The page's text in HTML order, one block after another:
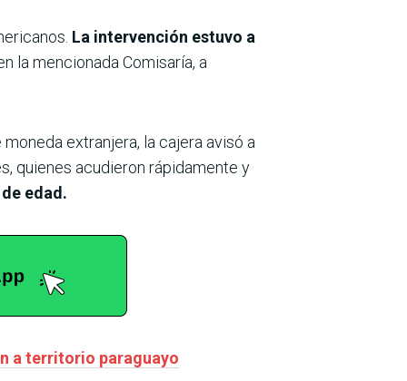
La intervención estuvo a
la mencionada Comisaría, a
extranjera, la cajera avisó a
quienes acudieron rápidamente y
edad.
a territorio paraguayo